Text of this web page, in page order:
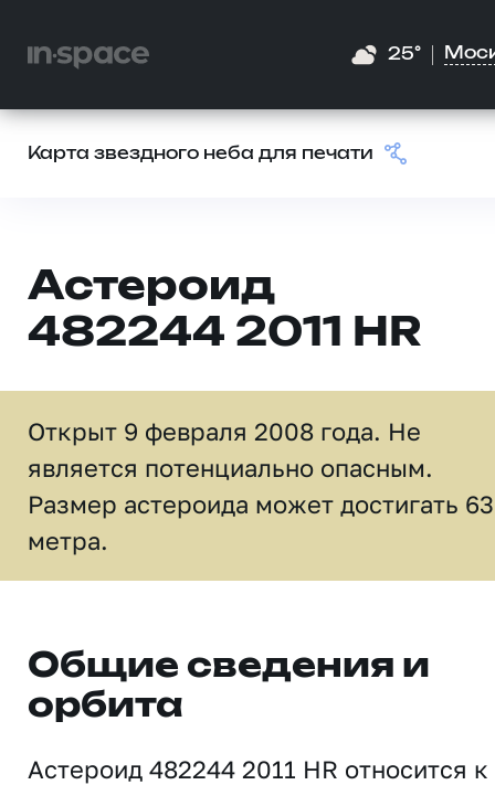
25°
Карта звездного неба для печати
Астероид
482244 2011 HR
Открыт 9 февраля 2008 года. Не
является потенциально опасным.
Размер астероида может достигать
метра.
Общие сведения и
орбита
Астероид 482244 2011 HR относится к